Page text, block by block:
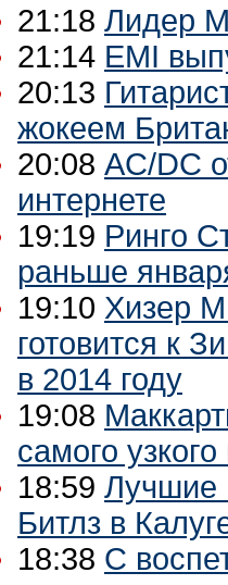
21:18 Лидер
21:14 EMI
20:13
жокеем
20:08 AС/DС
интернете
19:19 Ринго
раньше
19:10 Хизер
готовится к
в 2014 году
19:08
самого
18:59 Лучшие
Битлз в
18:38 С